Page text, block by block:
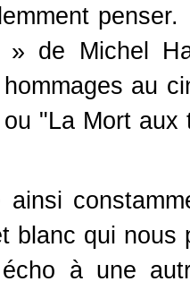
de Michel
au
"La Mort
ainsi
blanc qui nous
à une